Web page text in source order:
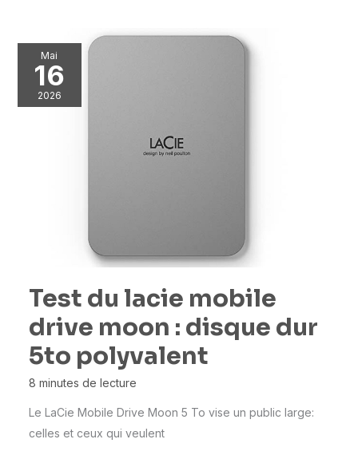
Mai
16
2026
Test du lacie mobile
drive moon : disque dur
5to polyvalent
8 minutes de lecture
Le LaCie Mobile Drive Moon 5 To vise un public large:
celles et ceux qui veulent